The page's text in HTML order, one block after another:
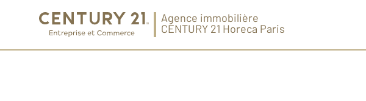
Agence immobilière
CENTURY 21 Horeca Paris